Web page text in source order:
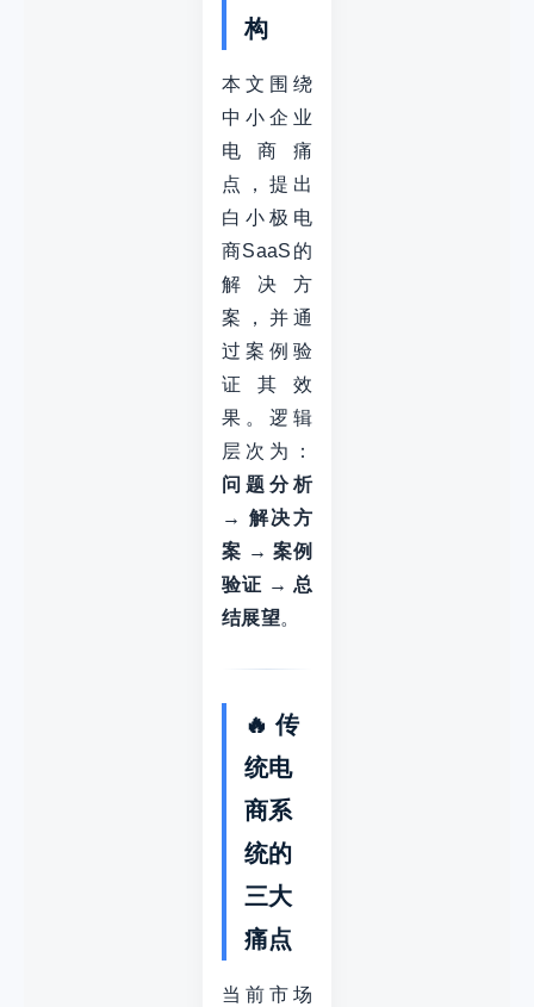
构
本文围绕
中小企业
电商痛
点，提出
白小极电
商SaaS的
解决方
案，并通
过案例验
证其效
果。逻辑
层次为：
问题分析
→ 解决方
案 → 案例
验证 → 总
结展望。
🔥 传
统电
商系
统的
三大
痛点
当前市场